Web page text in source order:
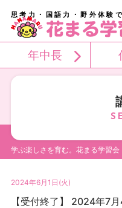
思考力・国語力・野外体験
年中長
学ぶ楽しさを育む。花まる学習会
2024年6月1日(火)
【受付終了】 2024年7